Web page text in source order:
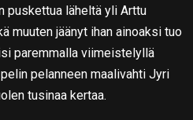
puskettua läheltä yli Arttu
muuten jäänyt ihan ainoaksi tuo
paremmalla viimeistelyllä
pelanneen maalivahti Jyri
tusinaa kertaa.